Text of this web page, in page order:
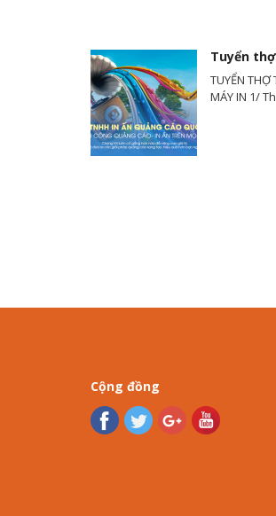
Tuyển
TUYỂN THỢ
MÁY IN 1/
Cộng đồng